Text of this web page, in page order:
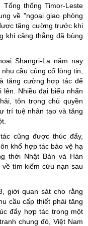
thống Timor-Leste
về "ngoại giao phòng
tăng cường trước khi
khi căng thẳng đã bùng
Shangri-La năm nay
cầu củng cố lòng tin,
tăng cường hợp tác để
Nhiều đại biểu nhấn
tôn trọng chủ quyền
trí tuệ nhân tạo và tăng
cũng được thúc đẩy,
khổ hợp tác bảo vệ hạ
thời Nhật Bản và Hàn
tìm kiếm cứu nạn sau
giới quan sát cho rằng
cầu cấp thiết phải tăng
đẩy hợp tác trong một
chung đó, Việt Nam